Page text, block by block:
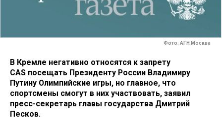
Фото: АГН Москва
В Кремле негативно относятся к запрету
CAS посещать Президенту России Владимиру
Путину Олимпийские игры, но главное, что
спортсмены смогут в них участвовать, заявил
пресс-секретарь главы государства Дмитрий
Песков.